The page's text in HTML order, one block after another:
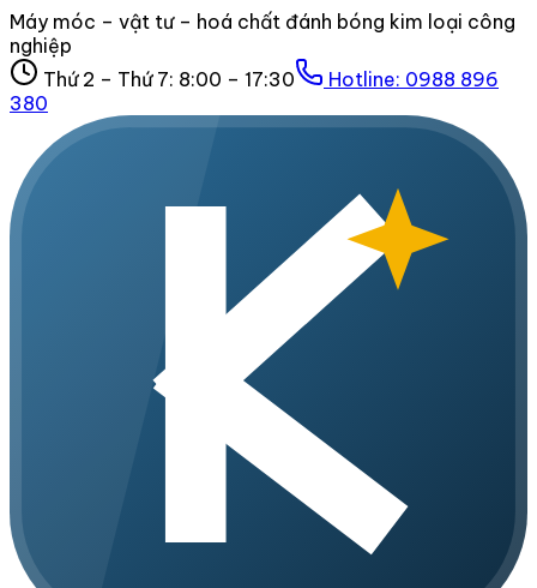
Máy móc – vật tư – hoá chất đánh bóng kim loại công
nghiệp
Thứ 2 – Thứ 7: 8:00 – 17:30
Hotline: 0988 896
380